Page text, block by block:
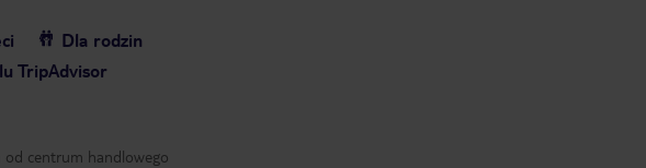
Dla rodzin
TripAdvisor
od centrum handlowego